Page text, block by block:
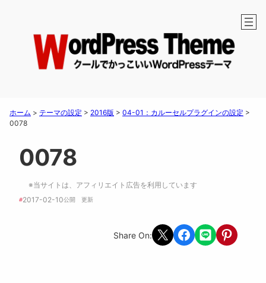
ホーム > テーマの設定 > 2016版 > 04-01：カルーセルプラグインの設定 >
0078
0078
※当サイトは、アフィリエイト広告を利用しています
#2017-02-10公開 更新
Share On: Share on X Share on Facebook
Share on LINEShare on